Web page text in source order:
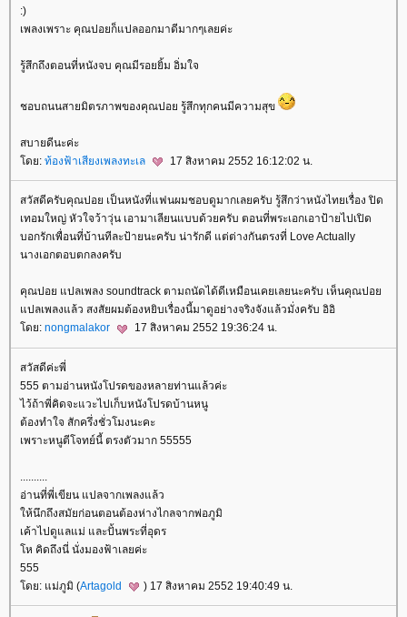
:)
เพลงเพราะ คุณปอยก็แปลออกมาดีมากๆเลยค่ะ
รู้สึกถึงตอนที่หนังจบ คุณมีรอยยิ้ม อิ่มใจ
ชอบถนนสายมิตรภาพของคุณปอย รู้สึกทุกคนมีความสุข
สบายดีนะค่ะ
ดย: ท้องฟ้าเสียงเพลงทะเล 17 สิงหาคม 2552 16:12:02 น.
สวัสดีครับคุณปอย เป็นหนังที่แฟนผมชอบดูมากเลยครับ รู้สึกว่าหนังไทยเรื่อง ปิด
เทอมใหญ่ หัวใจว้าวุ่น เอามาเลียนแบบด้วยครับ ตอนที่พระเอกเอาป้ายไปเปิด
บอกรักเพื่อนที่บ้านทีละป้ายนะครับ น่ารักดี แต่ต่างกันตรงที่ Love Actually
นางเอกตอบตกลงครับ
คุณปอย แปลเพลง soundtrack ตามถนัดได้ดีเหมือนเคยเลยนะครับ เห็นคุณปอ
ปลเพลงแล้ว สงสัยผมต้องหยิบเรื่องนี้มาดูอย่างจริงจังแล้วมั่งครับ อิอิ
ดย: nongmalakor 17 สิงหาคม 2552 19:36:24 น.
สวัสดีค่ะพี่
555 ตามอ่านหนังโปรดของหลายท่านแล้วค่ะ
ไว้ถ้าพี่คิดจะแวะไปเก็บหนังโปรดบ้านหนู
ต้องทำใจ สักครึ่งชั่วโมงนะคะ
เพราะหนูตีโจทย์นี้ ตรงตัวมาก 55555
อ่านที่พี่เขียน แปลจากเพลงแล้ว
ห้นึกถึงสมัยก่อนตอนต้องห่างไกลจากพ่อภูมิ
เค้าไปดูแลแม่ และปั้นพระที่อุดร
ห คิดถึงนี่ นั่งมองฟ้าเลยค่ะ
555
ดย: แม่ภูมิ (Artagold ) 17 สิงหาคม 2552 19:40:49 น.